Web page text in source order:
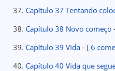
37. Capítulo 37 Tentando
38. Capítulo 38 Novo começo
39. Capítulo 39 Vida- [6
40. Capítulo 40 Vida que